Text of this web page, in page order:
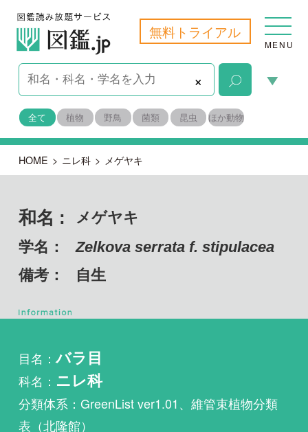
無料トライアル
MENU
×
全て 植物 野鳥 菌類 昆虫 ほか動物
学名： Zelkova serrata f. stipulacea
備考：
科名：ニレ科
表（北隆館）